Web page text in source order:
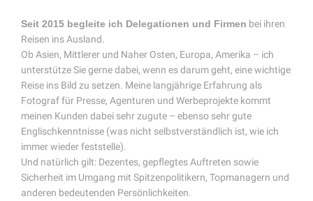
Seit 2015 begleite ich Delegationen und Firmen bei ihren
Reisen ins Ausland.
Ob Asien, Mittlerer und Naher Osten, Europa, Amerika – ich
unterstütze Sie gerne dabei, wenn es darum geht, eine wichtige
Reise ins Bild zu setzen. Meine langjährige Erfahrung als
Fotograf für Presse, Agenturen und Werbeprojekte kommt
meinen Kunden dabei sehr zugute – ebenso sehr gute
Englischkenntnisse (was nicht selbstverständlich ist, wie ich
immer wieder feststelle).
Und natürlich gilt: Dezentes, gepflegtes Auftreten sowie
Sicherheit im Umgang mit Spitzenpolitikern, Topmanagern und
anderen bedeutenden Persönlichkeiten.